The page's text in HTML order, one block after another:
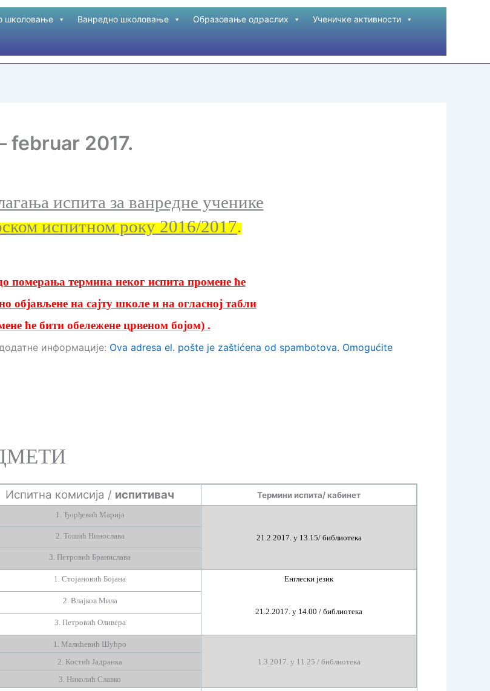
школовање Ванредно школовање Образовање одраслих Ученичке активности
februar 2017.
испита за ванредне ученике
испитном року 2016/2017.
померања термина неког испита промене ће
објављене на сајту школе и на огласној табли
ће бити обележене црвеном бојом) .
Ova adresa el. pošte je zaštićena od spambotova. Omogućite
Испитна комисија / испитивач Термини испита/ кабинет
1. Ђорђевић Марија
21 .2.201 7 у 1 3 15/ библиотека
2. Тошић Нинослава
3. Петровић Бранислава
1. Стојановић Бојана Енглески језик
21 .2.2017. у 1 4 00 / библиотека
2. Влајков Мила
3. Петровић Оливера
1. Малићевић Шућро
1 3 .2017. у 1 1 25 / библиотека
2. Костић Јадранка
3. Николић Славко